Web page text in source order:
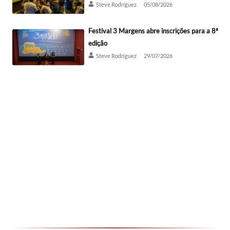
Steve Rodríguez 05/08/2026
Festival 3 Margens abre inscrições para a 8ª
edição
Steve Rodríguez 29/07/2026